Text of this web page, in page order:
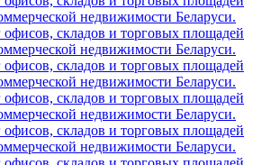
недвижимости Беларуси.
складов и торговых площадей
недвижимости Беларуси.
складов и торговых площадей
недвижимости Беларуси.
складов и торговых площадей
недвижимости Беларуси.
складов и торговых площадей
недвижимости Беларуси.